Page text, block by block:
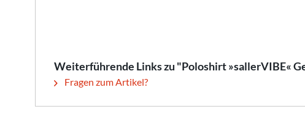
Weiterführende Links zu "Poloshirt »sallerVIBE«
Fragen zum Artikel?